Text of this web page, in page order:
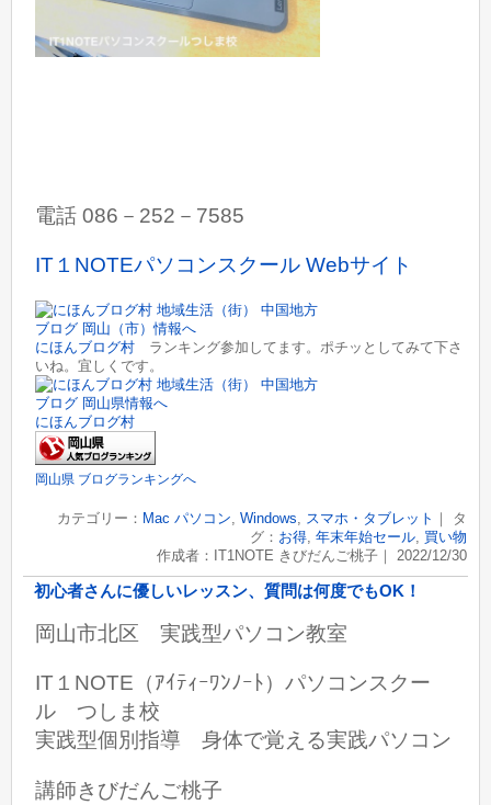
電話 086－252－7585
IT１NOTEパソコンスクール Webサイト
にほんブログ村 ランキング参加してます。ポチッとしてみて下さ
いね。宜しくです。
にほんブログ村
岡山県 ブログランキングへ
カテゴリー： Mac パソコン, Windows, スマホ・タブレット ｜ タ
グ： お得, 年末年始セール, 買い物
作成者：IT1NOTE きびだんご桃子｜ 2022/12/30
初心者さんに優しいレッスン、質問は何度でもOK！
岡山市北区 実践型パソコン教室
IT１NOTE（ｱｲﾃｨｰﾜﾝﾉｰﾄ）パソコンスクー
ル つしま校
実践型個別指導 身体で覚える実践パソコン
講師きびだんご桃子